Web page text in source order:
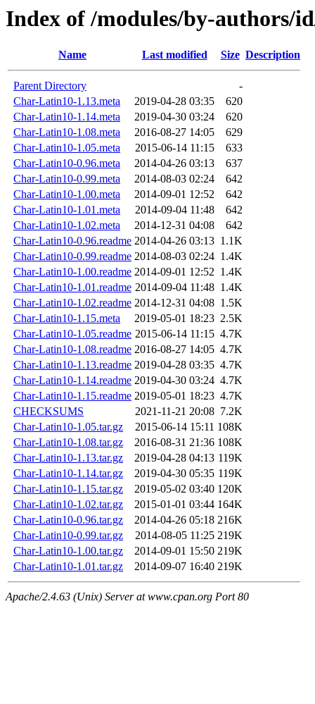
Index of /modules/by-
Name Last modified Size Description
Parent Directory
-
Char-Latin10-1.13.meta
2019-04-28 03:35
620
Char-Latin10-1.14.meta
2019-04-30 03:24
620
Char-Latin10-1.08.meta
2016-08-27 14:05
629
Char-Latin10-1.05.meta
2015-06-14 11:15
633
Char-Latin10-0.96.meta
2014-04-26 03:13
637
Char-Latin10-0.99.meta
2014-08-03 02:24
642
Char-Latin10-1.00.meta
2014-09-01 12:52
642
Char-Latin10-1.01.meta
2014-09-04 11:48
642
Char-Latin10-1.02.meta
2014-12-31 04:08
642
Char-Latin10-0.96.readme 2014-04-26 03:13 1.1K
Char-Latin10-0.99.readme 2014-08-03 02:24 1.4K
Char-Latin10-1.00.readme 2014-09-01 12:52 1.4K
Char-Latin10-1.01.readme 2014-09-04 11:48 1.4K
Char-Latin10-1.02.readme 2014-12-31 04:08 1.5K
Char-Latin10-1.15.meta
2019-05-01 18:23 2.5K
Char-Latin10-1.05.readme 2015-06-14 11:15 4.7K
Char-Latin10-1.08.readme 2016-08-27 14:05 4.7K
Char-Latin10-1.13.readme 2019-04-28 03:35 4.7K
Char-Latin10-1.14.readme 2019-04-30 03:24 4.7K
Char-Latin10-1.15.readme 2019-05-01 18:23 4.7K
CHECKSUMS
2021-11-21 20:08 7.2K
Char-Latin10-1.05.tar.gz
2015-06-14 15:11 108K
Char-Latin10-1.08.tar.gz
2016-08-31 21:36 108K
Char-Latin10-1.13.tar.gz
2019-04-28 04:13 119K
Char-Latin10-1.14.tar.gz
2019-04-30 05:35 119K
Char-Latin10-1.15.tar.gz
2019-05-02 03:40 120K
Char-Latin10-1.02.tar.gz
2015-01-01 03:44 164K
Char-Latin10-0.96.tar.gz
2014-04-26 05:18 216K
Char-Latin10-0.99.tar.gz
2014-08-05 11:25 219K
Char-Latin10-1.00.tar.gz
2014-09-01 15:50 219K
Char-Latin10-1.01.tar.gz
2014-09-07 16:40 219K
Apache/2.4.63 (Unix) Server at www.cpan.org Port 80